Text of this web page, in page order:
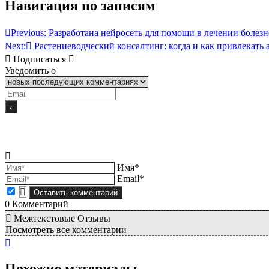
Навигация по записям
Previous: Разработана нейросеть для помощи в лечении
Next:
Растениеводческий консалтинг: когда и как привлекать
Подписаться
Уведомить о
Имя*
Email*
0 Комментарий
Межтекстовые Отзывы
Посмотреть все комментарии